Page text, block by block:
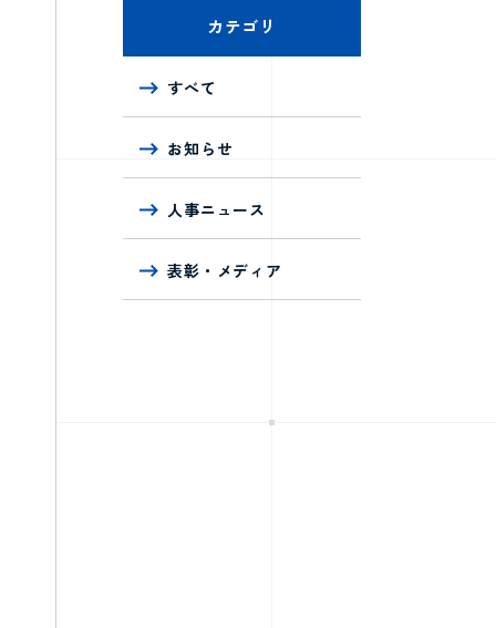
カテゴリ
すべて
お知らせ
人事ニュース
表彰・メディア